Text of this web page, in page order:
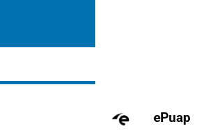
ePuap